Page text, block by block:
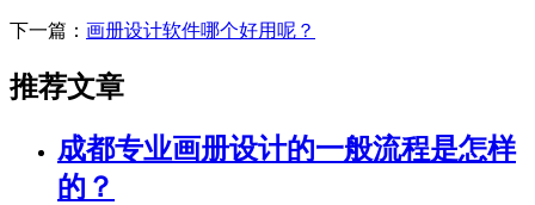
下一篇： 画册设计软件哪个好用呢？
推荐文章
成都专业画册设计的一般流程是怎样
的？